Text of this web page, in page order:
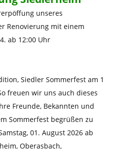
unseres
Renovierung mit einem
ab 12:00 Uhr
Siedler Sommerfest am 1
freuen wir uns auch dieses
Freunde, Bekannten und
Sommerfest begrüßen zu
01. August 2026 ab
Oberasbach,